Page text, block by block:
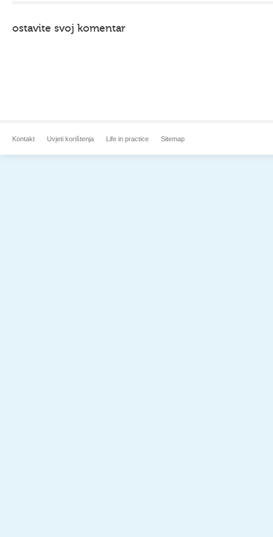
ostavite svoj komentar
Kontakt Uvjeti korištenja Life in practice Sitemap